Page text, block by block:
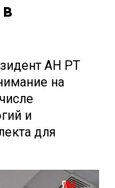
АН РТ
на
и
для